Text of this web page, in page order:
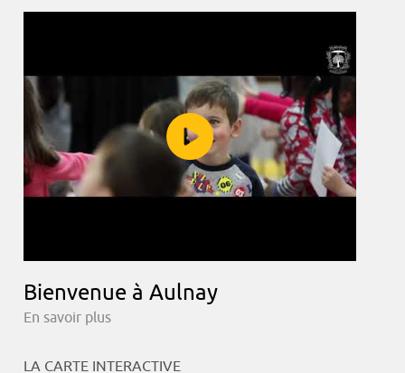
Bienvenue à Aulnay
En savoir plus
LA CARTE INTERACTIVE